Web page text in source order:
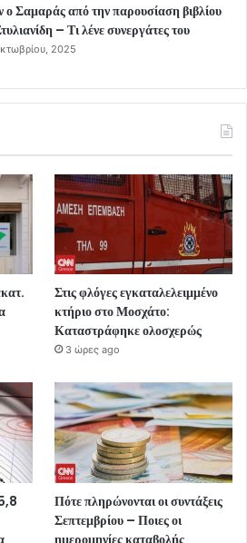
Σαμαράς από την παρουσίαση βιβλίου
– Τι λένε συνεργάτες του
2025
Στις φλόγες εγκαταλελειμμένο
κτήριο στο Μοσχάτο:
Καταστράφηκε ολοσχερώς
3 ώρες ago
Πότε πληρώνονται οι συντάξεις
Σεπτεμβρίου – Ποιες οι
ημερομηνίες καταβολής